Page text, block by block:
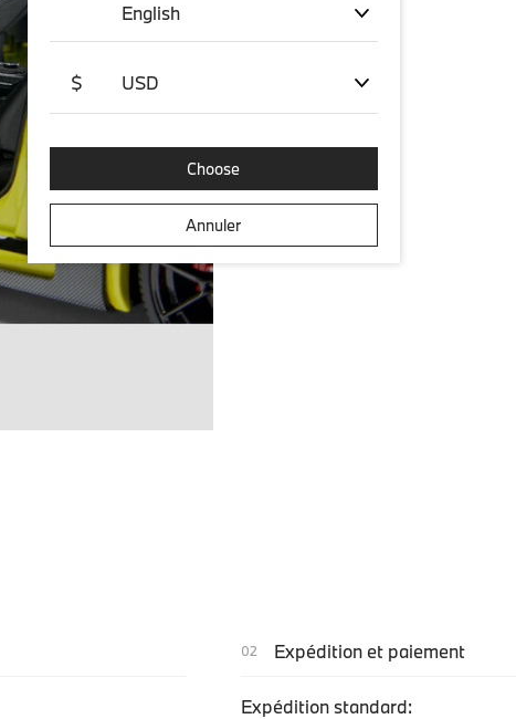
Expédition et paiement
Expédition standard:
English
$ USD
Choose
Annuler